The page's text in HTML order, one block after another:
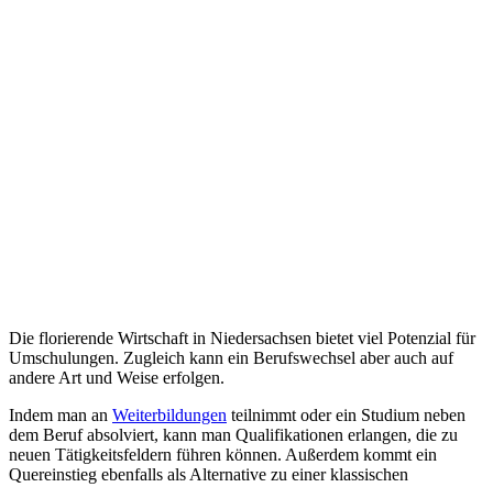
Die florierende Wirtschaft in Niedersachsen bietet viel Potenzial für
Umschulungen. Zugleich kann ein Berufswechsel aber auch auf
andere Art und Weise erfolgen.
Indem man an Weiterbildungen teilnimmt oder ein Studium neben
dem Beruf absolviert, kann man Qualifikationen erlangen, die zu
neuen Tätigkeitsfeldern führen können. Außerdem kommt ein
Quereinstieg ebenfalls als Alternative zu einer klassischen